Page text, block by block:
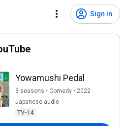
Sign in
Yowamushi Pedal
3 seasons • Comedy • 2022
Japanese audio
TV-14